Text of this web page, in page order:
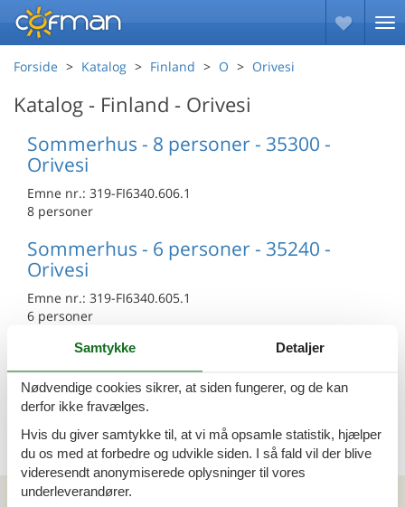
Forside Katalog Finland O Orivesi
Katalog - Finland - Orivesi
Sommerhus - 8 personer - 35300 -
Orivesi
Emne nr.: 319-FI6340.606.1
8 personer
Sommerhus - 6 personer - 35240 -
Orivesi
Emne nr.: 319-FI6340.605.1
6 personer
Sommerhus - 12 personer - 35100 -
Orivesi
Emne nr.:319-FI6340.604.1
Kan vi hjælpe?
Samtykke Detaljer
Nødvendige cookies sikrer, at siden fungerer, og de kan
derfor ikke fravælges.
Hvis du giver samtykke til, at vi må opsamle statistik, hjælper
du os med at forbedre og udvikle siden. I så fald vil der blive
videresendt anonymiserede oplysninger til vores
underleverandører.